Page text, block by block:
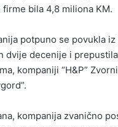
bila 4,8 miliona KM.
potpuno se povukla
dvije decenije i
kompaniji “H&P”
kompanija zvanično